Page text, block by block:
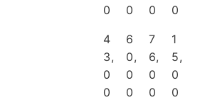
0
0
0
0
4
3,
0
0
6
0,
0
0
7
6,
0
0
1
5,
0
0